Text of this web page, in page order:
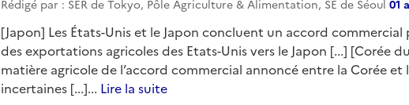
Rédigé par : SER de Tokyo, Pôle Agriculture & Alimentation, SE de Séoul 01
[Japon] Les États-Unis et le Japon concluent un accord
des exportations agricoles des Etats-Unis vers le Japon [...] [Corée
matière agricole de l’accord commercial annoncé entre la Corée et
incertaines [...]... Lire la suite